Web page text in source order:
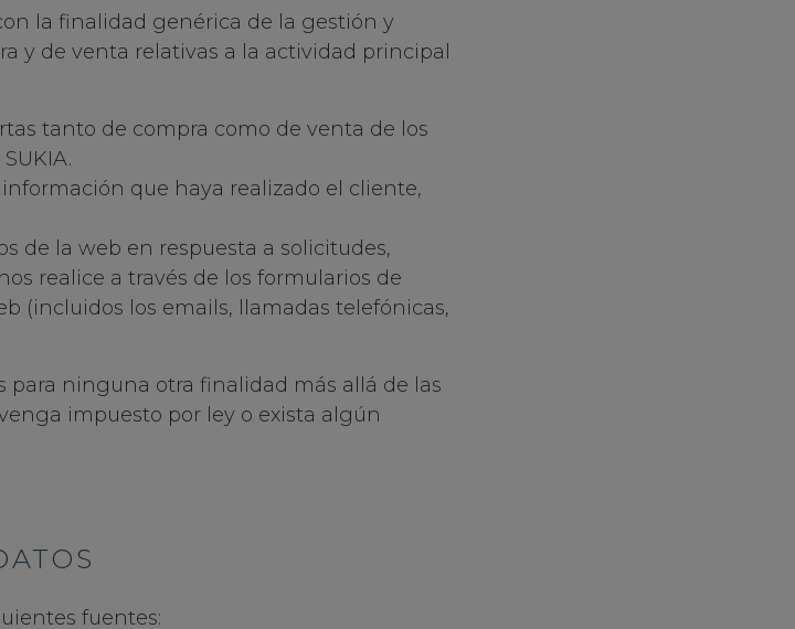
la finalidad genérica de la gestión y
y de venta relativas a la actividad principal
tanto de compra como de venta de los
que haya realizado el cliente,
de la web en respuesta a solicitudes,
realice a través de los formularios de
(incluidos los emails, llamadas telefónicas,
para ninguna otra finalidad más allá de las
impuesto por ley o exista algún
fuentes: